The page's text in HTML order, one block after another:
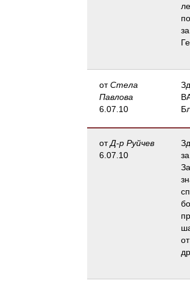
отСтела
Павлова
6.07.10
отД-р Руйчев
6.07.10